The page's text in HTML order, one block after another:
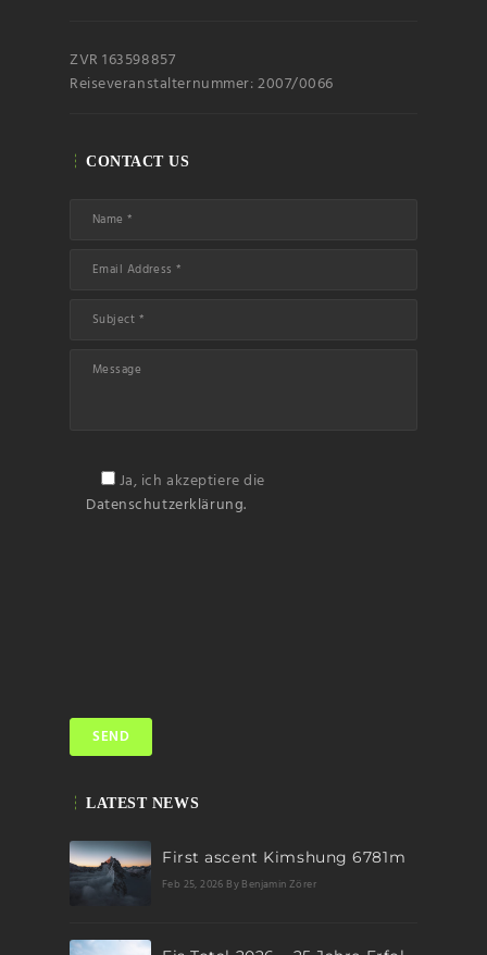
ZVR 163598857
Reiseveranstalternummer: 2007/0066
CONTACT US
Ja, ich akzeptiere die
Datenschutzerklärung.
LATEST NEWS
First ascent Kimshung 6781m
Feb 25, 2026 By Benjamin Zörer